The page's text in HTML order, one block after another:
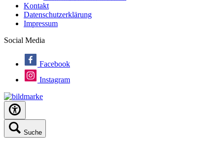
Kontakt
Datenschutzerklärung
Impressum
Social Media
Facebook
Instagram
Suche